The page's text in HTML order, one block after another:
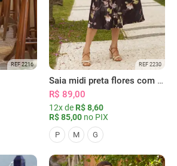
REF 2216 REF 2230
Saia midi preta flores com bolsos
R$ 89,00
12x de R$ 8,60
R$ 85,00 no PIX
P M G